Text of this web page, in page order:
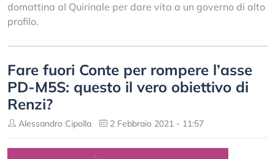
domattina al Quirinale per dare vita a un governo di alto
profilo.
Fare fuori Conte per rompere l’asse
PD-M5S: questo il vero obiettivo di
Renzi?
Alessandro Cipolla 2 Febbraio 2021 - 11:57